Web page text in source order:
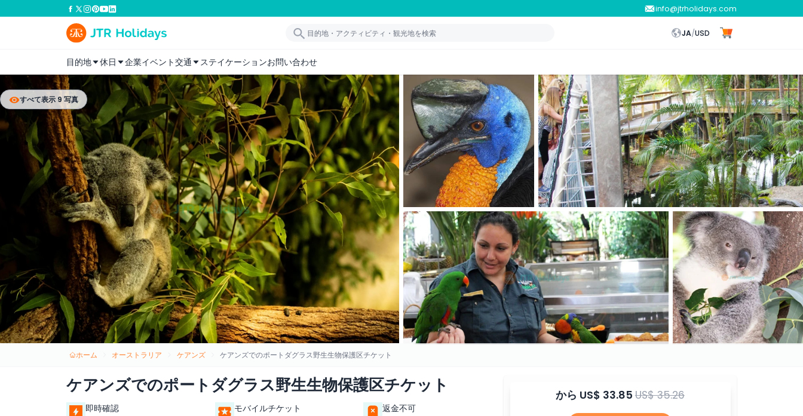
info@jtrholidays.com
JA/USD
目的地 休日 企業イベント交通 ステイケーションお問い合わせ
すべて表示 9 写真
ホーム オーストラリア ケアンズ ケアンズでのポートダグラス野生生物保護区チケット
ケアンズでのポートダグラス野生生物保護区チケット
即時確認 モバイルチケット 返金不可
から US$ 33.85US$ 35.26